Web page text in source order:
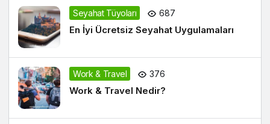
Seyahat Tüyoları 687
En İyi Ücretsiz Seyahat Uygulamaları
Work & Travel 376
Work & Travel Nedir?